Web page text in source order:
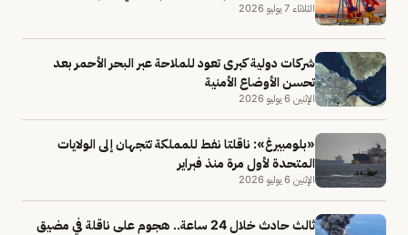
الثلاثاء 7 يوليو 2026
شركات دولية كبرى تعود للملاحة عبر البحر الأحمر بعد
تحسن الأوضاع الأمنية
الإثنين 6 يوليو 2026
«بلومبيرغ»: ناقلتا نفط للمملكة تتجهان إلى الولايات
المتحدة لأول مرة منذ فبراير
الإثنين 6 يوليو 2026
ثالث حادث خلال 24 ساعة.. هجوم على ناقلة في مضيق